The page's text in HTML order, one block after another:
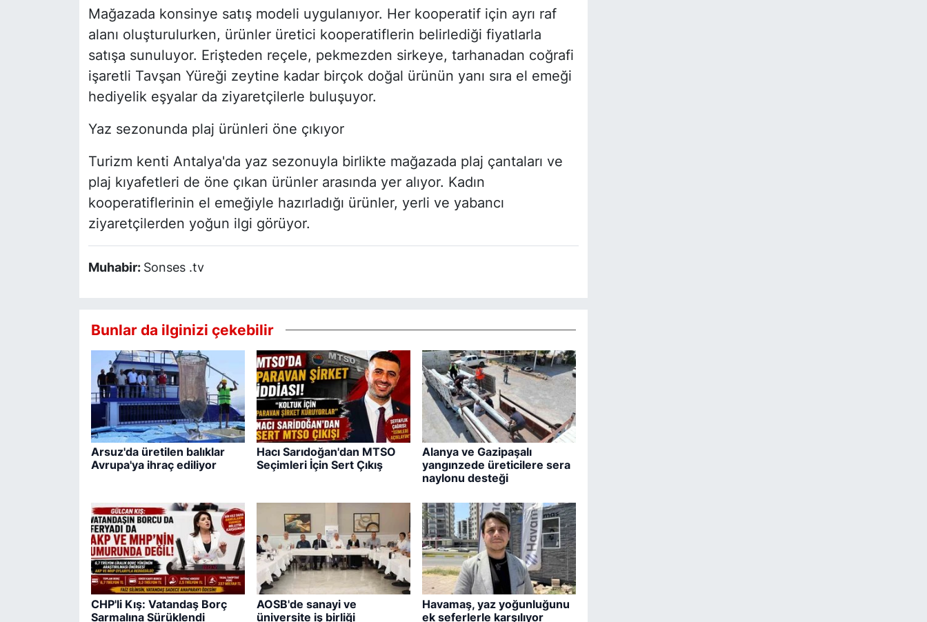
Mağazada konsinye satış modeli uygulanıyor. Her kooperatif için ayrı raf
alanı oluşturulurken, ürünler üretici kooperatiflerin belirlediği fiyatlarla
satışa sunuluyor. Erişteden reçele, pekmezden sirkeye, tarhanadan coğrafi
işaretli Tavşan Yüreği zeytine kadar birçok doğal ürünün yanı sıra el emeği
hediyelik eşyalar da ziyaretçilerle buluşuyor.
Yaz sezonunda plaj ürünleri öne çıkıyor
Turizm kenti Antalya'da yaz sezonuyla birlikte mağazada plaj çantaları ve
plaj kıyafetleri de öne çıkan ürünler arasında yer alıyor. Kadın
kooperatiflerinin el emeğiyle hazırladığı ürünler, yerli ve yabancı
ziyaretçilerden yoğun ilgi görüyor.
Muhabir: Sonses .tv
Bunlar da ilginizi çekebilir
Arsuz'da üretilen balıklar
Avrupa'ya ihraç ediliyor
Hacı Sarıdoğan'dan MTSO
Seçimleri İçin Sert Çıkış
Alanya ve Gazipaşalı
yangınzede üreticilere sera
naylonu desteği
CHP'li Kış: Vatandaş Borç
Sarmalına Sürüklendi
AOSB'de sanayi ve
üniversite iş birliği
Havamaş, yaz yoğunluğunu
ek seferlerle karşılıyor